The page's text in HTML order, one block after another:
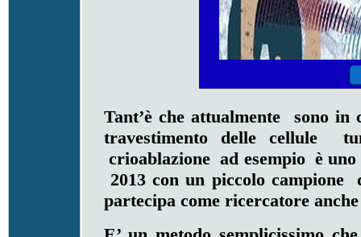
Tant’è che attualmente sono
travestimento delle cellule
crioablazione ad esempio è
2013 con un piccolo
partecipa come ricercatore